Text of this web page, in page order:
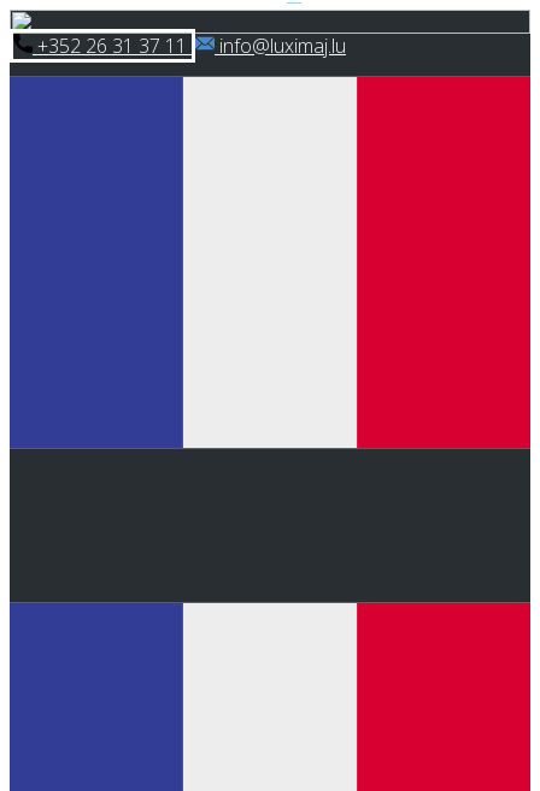
Skip
to
content
​+352 26 31 37 11 ​info@luximaj.lu